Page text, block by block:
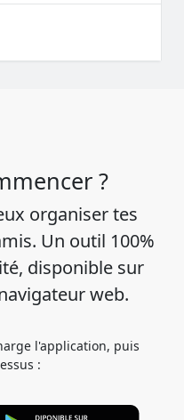
?
organiser tes
Un outil 100%
disponible sur
web.
l'application, puis
: